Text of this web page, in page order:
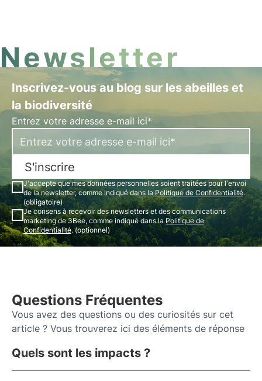
Newsletter
Inscrivez-vous au blog sur les abeilles et
la biodiversité
Entrez votre adresse e-mail ici*
S'inscrire
J'accepte que mes données personnelles soient traitées pour l'envoi
de la newsletter, comme indiqué dans la Politique de Confidentialité.
(obligatoire)
Je consens à recevoir des newsletters et des communications
marketing de 3Bee, comme indiqué dans la Politique de
Confidentialité. (optionnel)
Questions Fréquentes
Vous avez des questions ou des curiosités sur cet
article ? Vous trouverez ici des éléments de réponse
Quels sont les impacts ?